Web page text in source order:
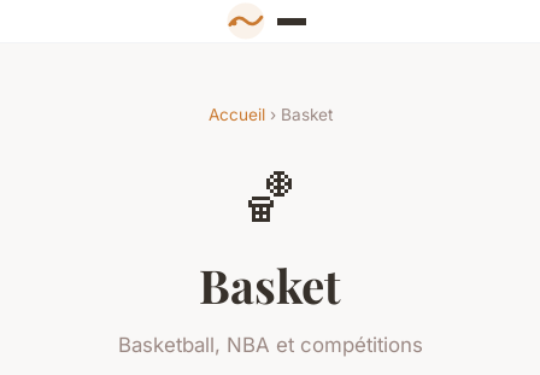
Accueil› Basket
🏀
Basket
Basketball, NBA et compétitions